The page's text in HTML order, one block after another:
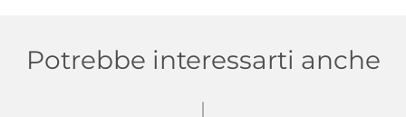
Potrebbe interessarti anche